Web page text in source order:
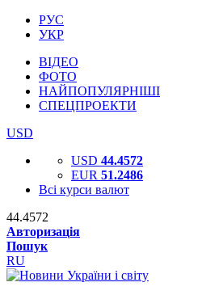
РУС
УКР
ВІДЕО
ФОТО
НАЙПОПУЛЯРНІШІ
СПЕЦПРОЕКТИ
USD
USD 44.4572
EUR 51.2486
Всі курси валют
44.4572
Авторизація
Пошук
RU